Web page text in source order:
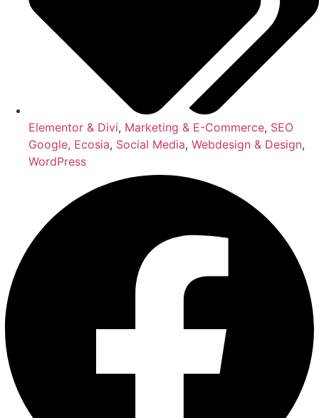
Elementor & Divi, Marketing & E-Commerce, SEO
Google, Ecosia, Social Media, Webdesign & Design,
WordPress